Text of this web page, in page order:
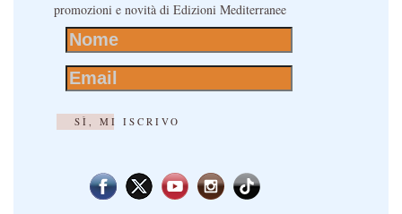
promozioni e novità di Edizioni Mediterranee
SÌ, MI ISCRIVO